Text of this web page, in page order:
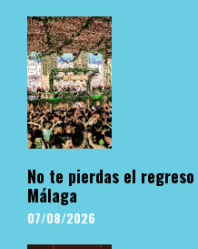
No te pierdas el
Málaga
07/08/2026